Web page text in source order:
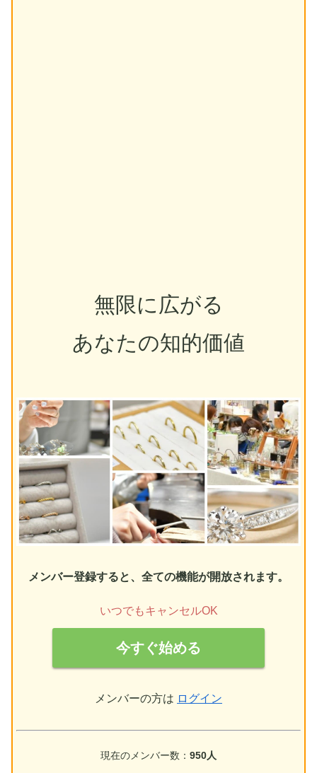
無限に広がる
あなたの知的価値
メンバー登録すると、全ての機能が開放されます。
いつでもキャンセルOK
今すぐ始める
メンバーの方は ログイン
現在のメンバー数： 950人